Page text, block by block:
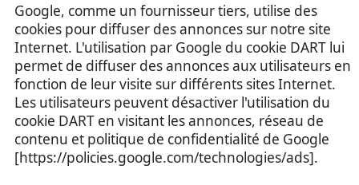
Google, comme un fournisseur tiers, utilise des
cookies pour diffuser des annonces sur notre site
Internet. L'utilisation par Google du cookie DART lui
permet de diffuser des annonces aux utilisateurs en
fonction de leur visite sur différents sites Internet.
Les utilisateurs peuvent désactiver l'utilisation du
cookie DART en visitant les annonces, réseau de
contenu et politique de confidentialité de Google
[https://policies.google.com/technologies/ads].